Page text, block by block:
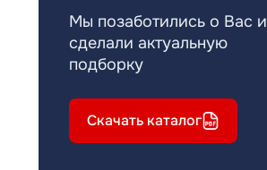
Мы позаботились о Вас и
сделали актуальную
подборку
Скачать каталог